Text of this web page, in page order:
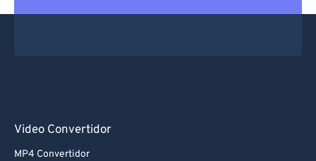
Video Convertidor
MP4 Convertidor